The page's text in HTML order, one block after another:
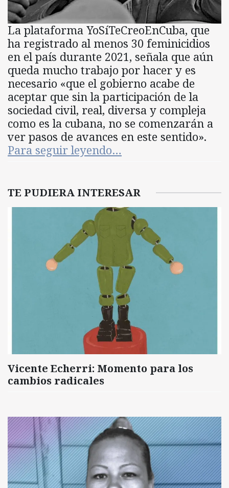
La plataforma YoSíTeCreoEnCuba, que
ha registrado al menos 30 feminicidios
en el país durante 2021, señala que aún
queda mucho trabajo por hacer y es
necesario «que el gobierno acabe de
aceptar que sin la participación de la
sociedad civil, real, diversa y compleja
como es la cubana, no se comenzarán a
ver pasos de avances en este sentido».
Para seguir leyendo…
TE PUDIERA INTERESAR
Vicente Echerri: Momento para los
cambios radicales